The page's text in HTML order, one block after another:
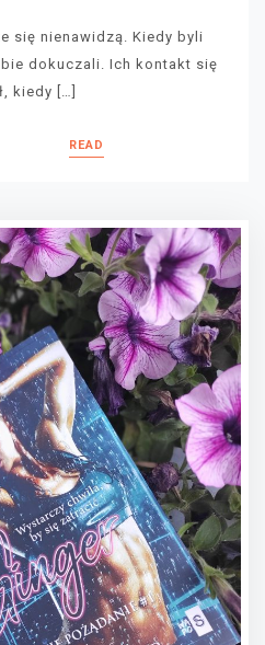
się nienawidzą. Kiedy byli
dokuczali. Ich kontakt się
kiedy […]
READ